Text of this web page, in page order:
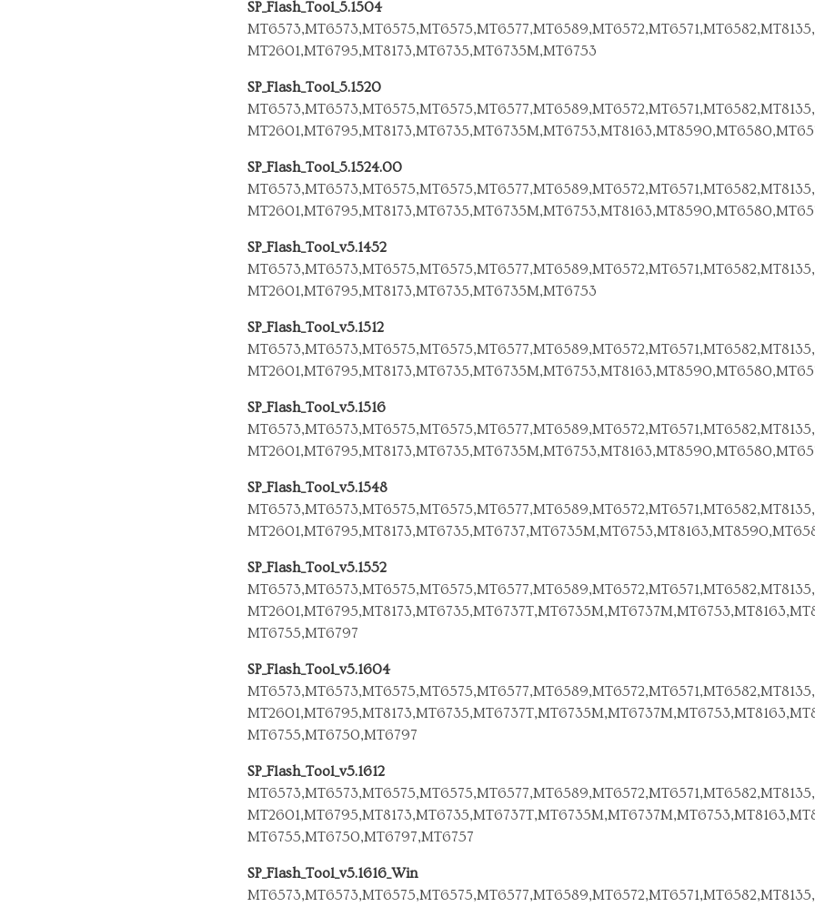
SP_Flash_Tool_5.1504
MT2601,MT6795,MT8173,MT6735,MT6735M,MT6753
SP_Flash_Tool_5.1520
SP_Flash_Tool_5.1524.00
SP_Flash_Tool_v5.1452
MT2601,MT6795,MT8173,MT6735,MT6735M,MT6753
SP_Flash_Tool_v5.1512
SP_Flash_Tool_v5.1516
SP_Flash_Tool_v5.1548
SP_Flash_Tool_v5.1552
MT6755,MT6797
SP_Flash_Tool_v5.1604
MT6755,MT6750,MT6797
SP_Flash_Tool_v5.1612
MT6755,MT6750,MT6797,MT6757
SP_Flash_Tool_v5.1616_Win